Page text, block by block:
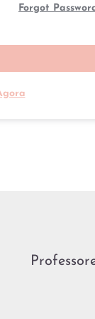
Forgot